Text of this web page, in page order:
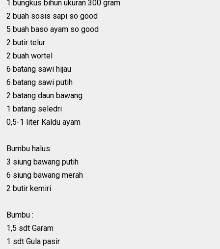
1 bungkus bihun ukuran 300 gram
2 buah sosis sapi so good
5 buah baso ayam so good
2 butir telur
2 buah wortel
6 batang sawi hijau
6 batang sawi putih
2 batang daun bawang
1 batang seledri
0,5-1 liter Kaldu ayam
Bumbu halus:
3 siung bawang putih
6 siung bawang merah
2 butir kemiri
Bumbu :
1,5 sdt Garam
1 sdt Gula pasir